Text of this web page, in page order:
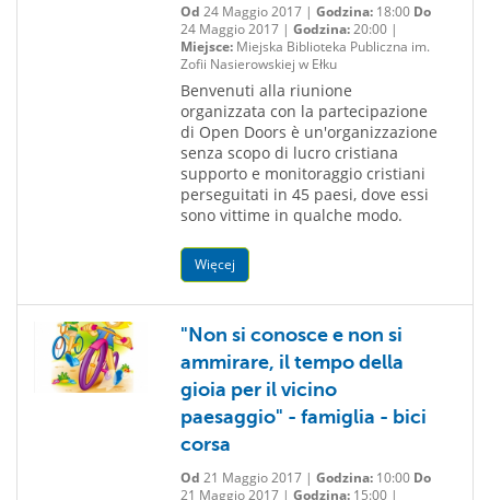
Od 24 Maggio 2017 | Godzina:18:00 Do
24 Maggio 2017 | Godzina:20:00 |
Miejsce:Miejska Biblioteka Publiczna im.
Zofii Nasierowskiej w Ełku
Benvenuti alla riunione
organizzata con la partecipazione
di Open Doors è un'organizzazione
senza scopo di lucro cristiana
supporto e monitoraggio cristiani
perseguitati in 45 paesi, dove essi
sono vittime in qualche modo.
Więcej
"Non si conosce e non si
ammirare, il tempo della
gioia per il vicino
paesaggio" - famiglia - bici
corsa
Od 21 Maggio 2017 | Godzina:10:00 Do
21 Maggio 2017 | Godzina:15:00 |